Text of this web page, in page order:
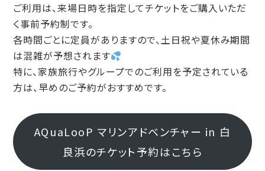
ご利用は、来場日時を指定してチケットをご購入いただ
く事前予約制です。
各時間ごとに定員がありますので、土日祝や夏休み期間
は混雑が予想されます
特に、家族旅行やグループでのご利用を予定されている
方は、早めのご予約がおすすめです。
AQuaLooP マリンアドベンチャー in 白
良浜のチケット予約はこちら